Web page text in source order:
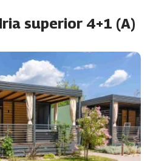
superior 4+1 (A)